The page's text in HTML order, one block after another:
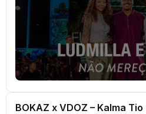
BOKAZ x VDOZ – Kalma Tio